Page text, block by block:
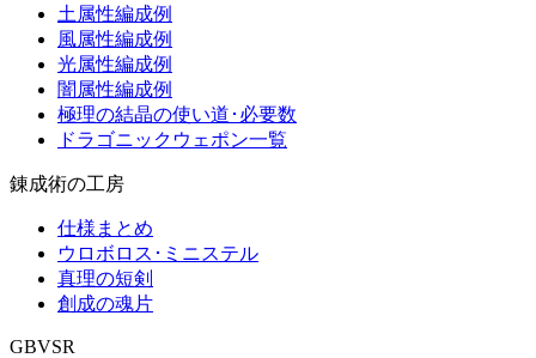
土属性編成例
風属性編成例
光属性編成例
闇属性編成例
極理の結晶の使い道･必要数
ドラゴニックウェポン一覧
錬成術の工房
仕様まとめ
ウロボロス･ミニステル
真理の短剣
創成の魂片
GBVSR